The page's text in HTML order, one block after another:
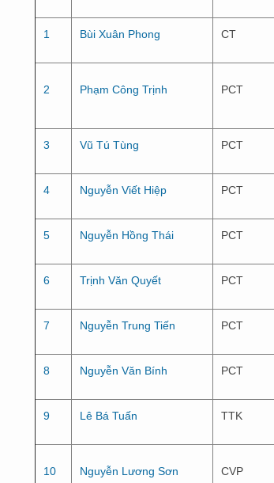
1 Bùi Xuân Phong CT
2 Phạm Công Trịnh PCT
3 Vũ Tú Tùng PCT
4 Nguyễn Viết Hiệp PCT
5 Nguyễn Hồng Thái PCT
6 Trịnh Văn Quyết PCT
7 Nguyễn Trung Tiến PCT
8 Nguyễn Văn Bính PCT
9 Lê Bá Tuấn TTK
10 Nguyễn Lương Sơn CVP